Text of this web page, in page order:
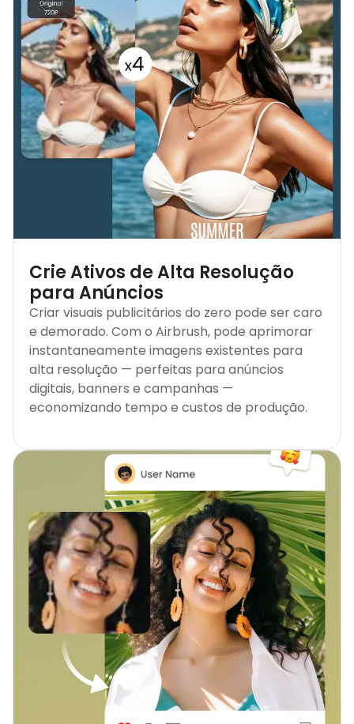
Crie Ativos de Alta Resolução
para Anúncios
Criar visuais publicitários do zero pode ser caro
e demorado. Com o Airbrush, pode aprimorar
instantaneamente imagens existentes para
alta resolução — perfeitas para anúncios
digitais, banners e campanhas —
economizando tempo e custos de produção.